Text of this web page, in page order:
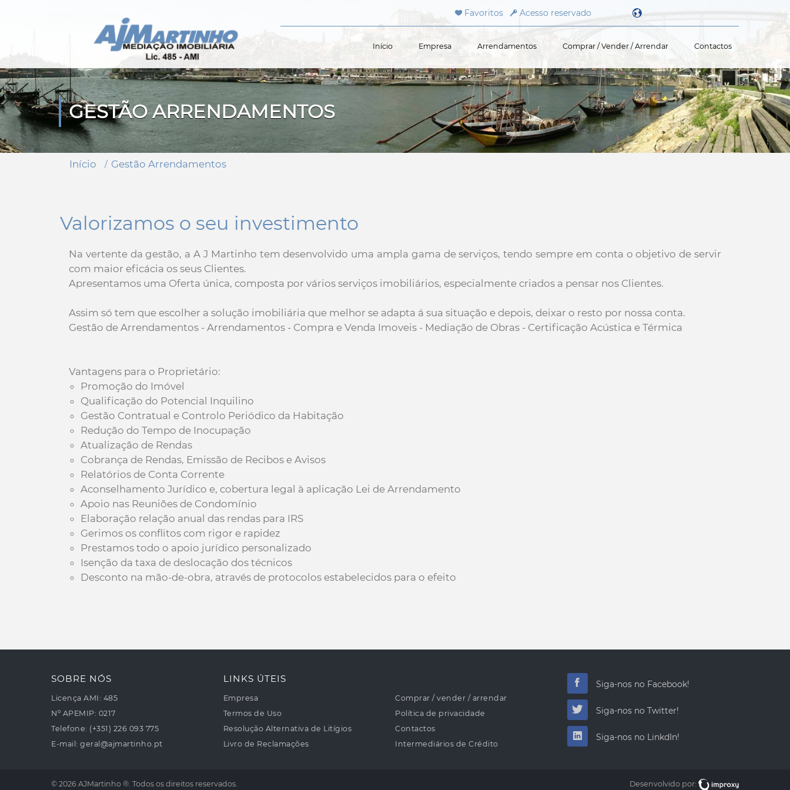
Favoritos Acesso reservado
Início Empresa Arrendamentos Comprar / Vender / Arrendar Contactos
GESTÃO ARRENDAMENTOS
Início Gestão Arrendamentos
Valorizamos o seu investimento
Na vertente da gestão, a A J Martinho tem desenvolvido uma ampla gama de serviços, tendo sempre em conta o objetivo de servir
com maior eficácia os seus Clientes.
Apresentamos uma Oferta única, composta por vários serviços imobiliários, especialmente criados a pensar nos Clientes.
Assim só tem que escolher a solução imobiliária que melhor se adapta á sua situação e depois, deixar o resto por nossa conta.
Gestão de Arrendamentos - Arrendamentos - Compra e Venda Imoveis - Mediação de Obras - Certificação Acústica e Térmica
Vantagens para o Proprietário:
Promoção do Imóvel
Qualificação do Potencial Inquilino
Gestão Contratual e Controlo Periódico da Habitação
Redução do Tempo de Inocupação
Atualização de Rendas
Cobrança de Rendas, Emissão de Recibos e Avisos
Relatórios de Conta Corrente
Aconselhamento Jurídico e, cobertura legal à aplicação Lei de Arrendamento
Apoio nas Reuniões de Condomínio
Elaboração relação anual das rendas para IRS
Gerimos os conflitos com rigor e rapidez
Prestamos todo o apoio jurídico personalizado
Isenção da taxa de deslocação dos técnicos
Desconto na mão-de-obra, através de protocolos estabelecidos para o efeito
SOBRE NÓS
Licença AMI: 485
Nº APEMIP: 0217
Telefone: (+351) 226 093 775
E-mail: geral@ajmartinho.pt
LINKS ÚTEIS
Empresa
Termos de Uso
Resolução Alternativa de Litígios
Livro de Reclamações
Comprar / vender / arrendar
Política de privacidade
Contactos
Intermediários de Crédito
Siga-nos no Facebook!
Siga-nos no Twitter!
Siga-nos no LinkdIn!
© 2026 AJMartinho ®. Todos os direitos reservados. Desenvolvido por: